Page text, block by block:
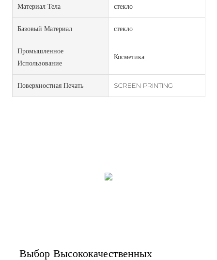
Материал Тела стекло
Базовый Материал стекло
Промышленное
Использование
Косметика
Поверхностная Печать SCREEN PRINTING
Выбор Высококачественных